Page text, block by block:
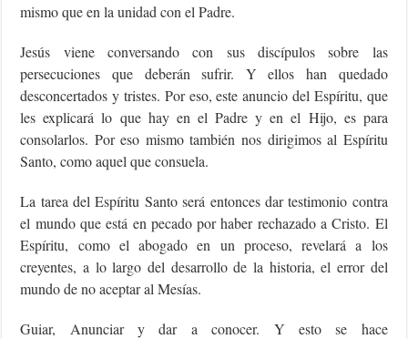
mismo que en la unidad con el Padre.
Jesús viene conversando con sus discípulos sobre las
persecuciones que deberán sufrir. Y ellos han quedado
desconcertados y tristes. Por eso, este anuncio del Espíritu, que
les explicará lo que hay en el Padre y en el Hijo, es para
consolarlos. Por eso mismo también nos dirigimos al Espíritu
Santo, como aquel que consuela.
La tarea del Espíritu Santo será entonces dar testimonio contra
el mundo que está en pecado por haber rechazado a Cristo. El
Espíritu, como el abogado en un proceso, revelará a los
creyentes, a lo largo del desarrollo de la historia, el error del
mundo de no aceptar al Mesías.
Guiar, Anunciar y dar a conocer. Y esto se hace